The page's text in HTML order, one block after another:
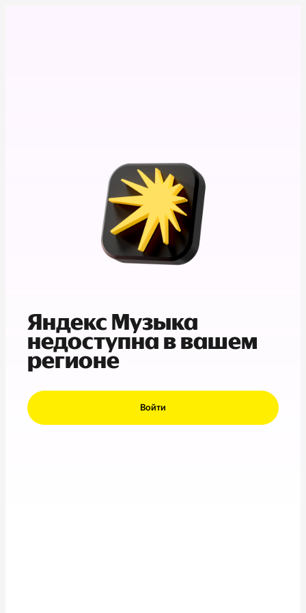
Яндекс Музыка
недоступна в вашем
регионе
Войти